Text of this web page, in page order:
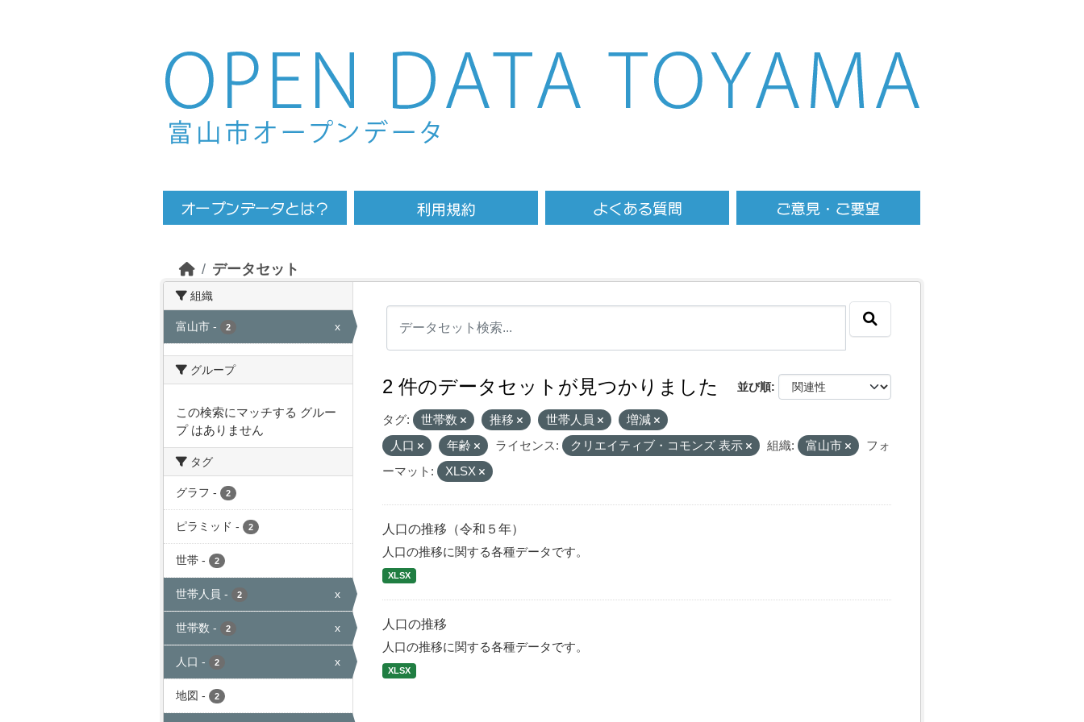
Skip to main content
データセット
組織
富山市 - 2 x
グループ
この検索にマッチする グルー
プ はありません
タグ
グラフ - 2
ピラミッド - 2
世帯 - 2
世帯人員 - 2 x
世帯数 - 2 x
人口 - 2 x
地図 - 2
並び順
2 件のデータセットが見つかりました
タグ: 世帯数 推移 世帯人員
増減
人口
年齢 ライセンス: クリエイティブ・コモンズ 表示 組織: 富山市
フォ
ーマット:
XLSX
人口の推移（令和５年）
人口の推移に関する各種データです。
XLSX
人口の推移
人口の推移に関する各種データです。
XLSX